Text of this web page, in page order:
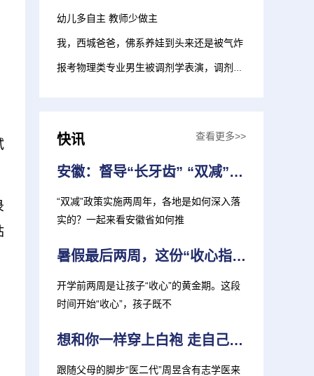
幼儿多自主 教师少做主
我，西城爸爸，佛系养娃到头来还是被气炸
报考物理类专业男生被调剂学表演，调剂也该有些章法
快讯 查看更多>>
安徽：督导“长牙齿” “双减”见实效
“双减”政策实施两周年，各地是如何深入落
实的？一起来看安徽省如何推
暑假最后两周，这份“收心指南”，家长孩子都需要！
开学前两周是让孩子“收心”的黄金期。这段
时间开始“收心”，孩子既不
想和你一样穿上白袍 走自己的“医”路 复旦上医迎来多位“医二代”新生
跟随父母的脚步“医二代”周昱含有志学医来